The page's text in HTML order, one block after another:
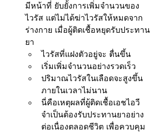
มีหน้าที่ ยับยั้งการเพิ่มจำนวนของ
ไวรัส แต่ไม่ได้ฆ่าไวรัสให้หมดจาก
ร่างกาย เมื่อผู้ติดเชื้อหยุดรับประทาน
ยา
ไวรัสที่แฝงตัวอยู่จะ ตื่นขึ้น
เริ่มเพิ่มจำนวนอย่างรวดเร็ว
ปริมาณไวรัสในเลือดจะสูงขึ้น
ภายในเวลาไม่นาน
นี่คือเหตุผลที่ผู้ติดเชื้อเอชไอวี
จำเป็นต้องรับประทานยาอย่าง
ต่อเนื่องตลอดชีวิต เพื่อควบคุม